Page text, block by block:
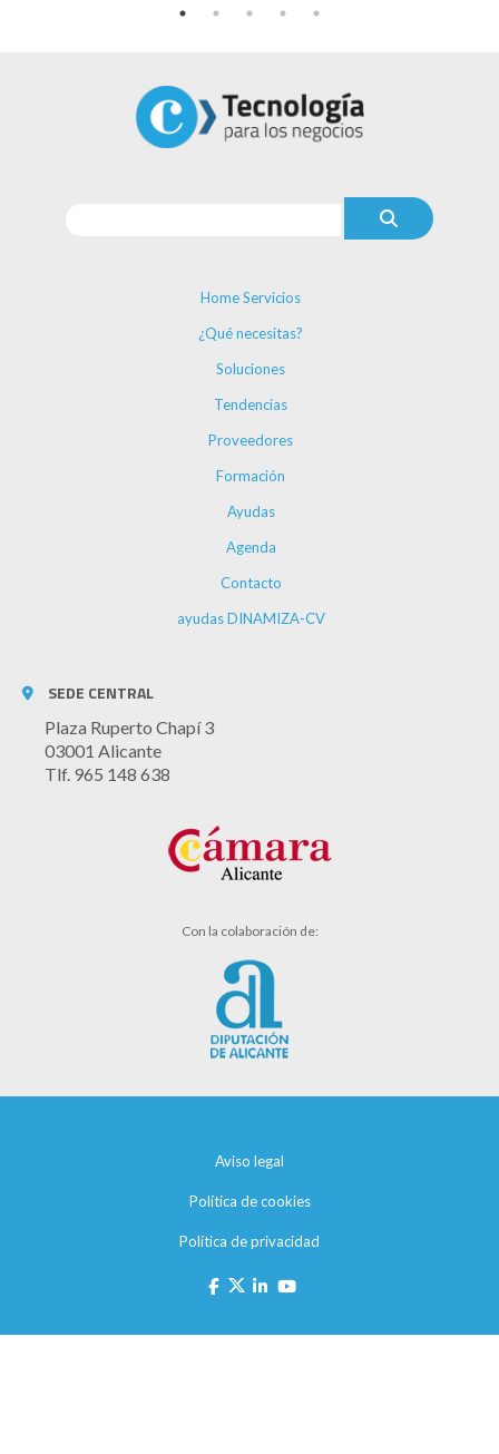
Home Servicios
¿Qué necesitas?
Soluciones
Tendencias
Proveedores
Formación
Ayudas
Agenda
Contacto
ayudas DINAMIZA-CV
SEDE CENTRAL
Plaza Ruperto Chapí 3
03001 Alicante
Tlf. 965 148 638
Con la colaboración de:
Aviso legal
Política de cookies
Política de privacidad